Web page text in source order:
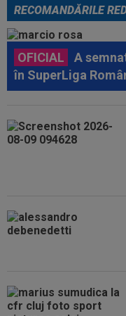
RECOMANDĂRILE
OFICIAL
A
în SuperLiga